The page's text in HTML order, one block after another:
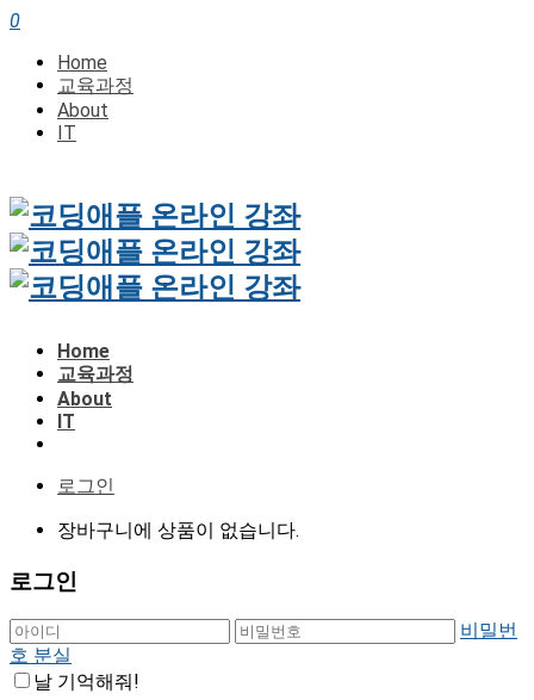
0
Home
교육과정
About
IT
Home
교육과정
About
IT
로그인
장바구니에 상품이 없습니다.
로그인
비밀번
호 분실
날 기억해줘!